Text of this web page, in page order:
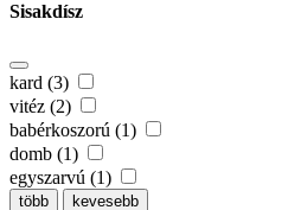
Sisakdísz
kard (3)
vitéz (2)
babérkoszorú (1)
domb (1)
egyszarvú (1)
több kevesebb